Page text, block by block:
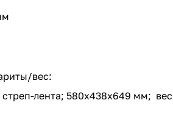
вес:
лента; 580х438х649 мм; вес